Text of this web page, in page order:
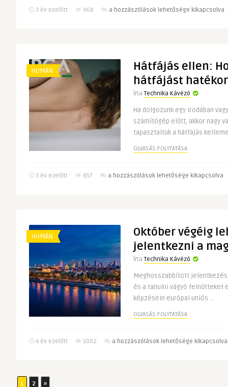
3 év ezelőtt 968
Aa hozzászólások lehetősége kikapcsolva
HUMÁN
Hátfájás ellen:
hátfájást
ÍrtaTechnika Kávézó
Ha dolgozunk egy irodában
számítógép előtt, akkor nagy
tapasztaltuk a hátfájás
OLVASÁS FOLYTATÁSA
3 év ezelőtt 857
Hátfájás
hatékonyan?
bejegyzéshez
a hozzászólások lehetősége kikapcsolva
HUMÁN
Október végéig
jelentkezni a
ÍrtaTechnika Kávézó
Meghosszabbított
és a tanulni vágyó felnőtteket
képzésein európai uniós ..
OLVASÁS FOLYTATÁSA
4 év ezelőtt 1002
Október
a hozzászólások lehetősége kikapcsolva
1 2 »